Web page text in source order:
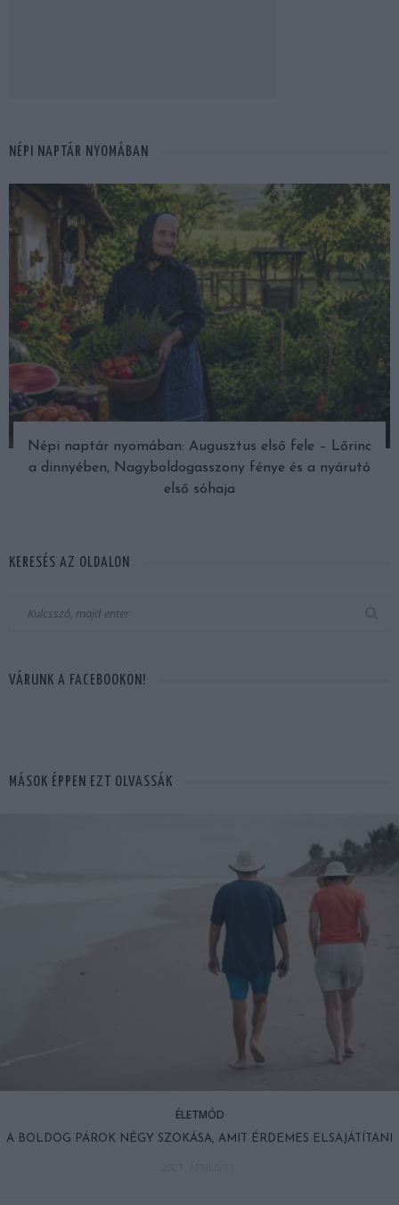
NÉPI NAPTÁR NYOMÁBAN
Népi naptár nyomában: Augusztus első fele – Lőrinc
a dinnyében, Nagyboldogasszony fénye és a nyárutó
első sóhaja
KERESÉS AZ OLDALON
VÁRUNK A FACEBOOKON!
MÁSOK ÉPPEN EZT OLVASSÁK
ÉLETMÓD
A BOLDOG PÁROK NÉGY SZOKÁSA, AMIT ÉRDEMES ELSAJÁTÍTANI